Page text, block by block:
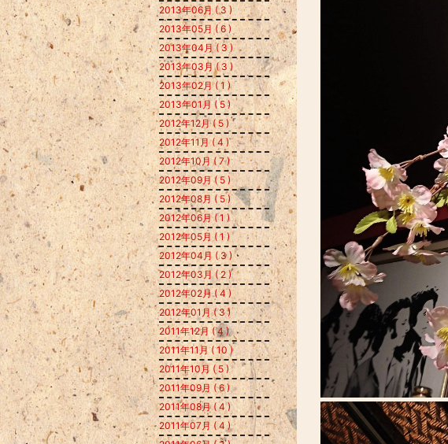
2013年06月 ( 3 )
2013年05月 ( 6 )
2013年04月 ( 3 )
2013年03月 ( 3 )
2013年02月 ( 1 )
2013年01月 ( 5 )
2012年12月 ( 5 )
2012年11月 ( 4 )
2012年10月 ( 7 )
2012年09月 ( 5 )
2012年08月 ( 5 )
2012年06月 ( 1 )
2012年05月 ( 1 )
2012年04月 ( 3 )
2012年03月 ( 2 )
2012年02月 ( 4 )
2012年01月 ( 3 )
2011年12月 ( 4 )
2011年11月 ( 10 )
2011年10月 ( 5 )
2011年09月 ( 6 )
2011年08月 ( 4 )
2011年07月 ( 4 )